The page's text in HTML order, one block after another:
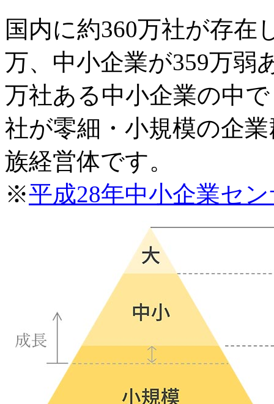
国内に約360万社が存在
万、中小企業が359万
万社ある中小企業の中
社が零細・小規模の企
族経営体です。
※平成28年中小企業セ